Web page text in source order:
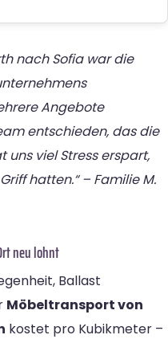
nach Sofia war die
Angebote
entschieden, das die
uns viel Stress erspart,
hatten.“ – Familie M.
neu lohnt
Ballast
Möbeltransport von
kostet pro Kubikmeter –